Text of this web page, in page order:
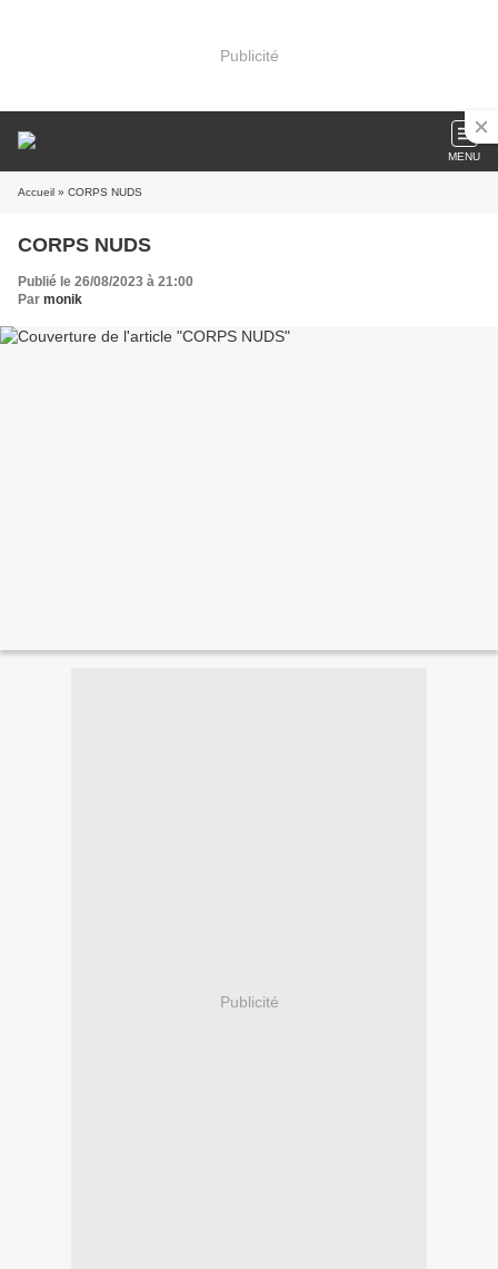
Publicité
MENU
Accueil » CORPS NUDS
CORPS NUDS
Publié le 26/08/2023 à 21:00
Par monik
Publicité